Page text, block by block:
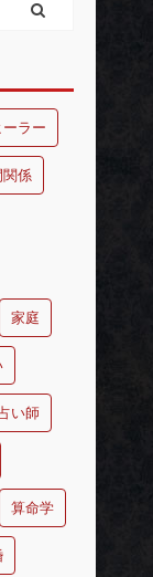
ーラー
関係
家庭
い師
算命学